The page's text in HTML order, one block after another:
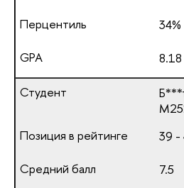
34%
8.18
39 -
7.5